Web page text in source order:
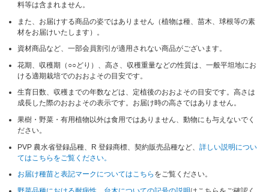
料等は含まれません。
また、お届けする商品の姿ではありません（植物は種、苗木、球根等の素
材をお届けいたします）。
資材商品など、一部会員割引が適用されない商品がございます。
花期、収穫期（○○どり）、高さ、収穫重量などの性質は、一般平坦地にお
ける適期栽培でのおおよその目安です。
生育日数、収穫までの年数などは、定植後のおおよその目安です。高さは
成長した際のおおよその表示です。お届け時の高さではありません。
果樹・野菜・有用植物以外は食用ではありません、動物にも与えないでく
ださい。
PVP 農水省登録品種、R 登録商標、契約販売品種など、詳しい説明につい
てはこちらをご覧ください。
お届け種苗と表記マークについてはこちら をご覧ください。